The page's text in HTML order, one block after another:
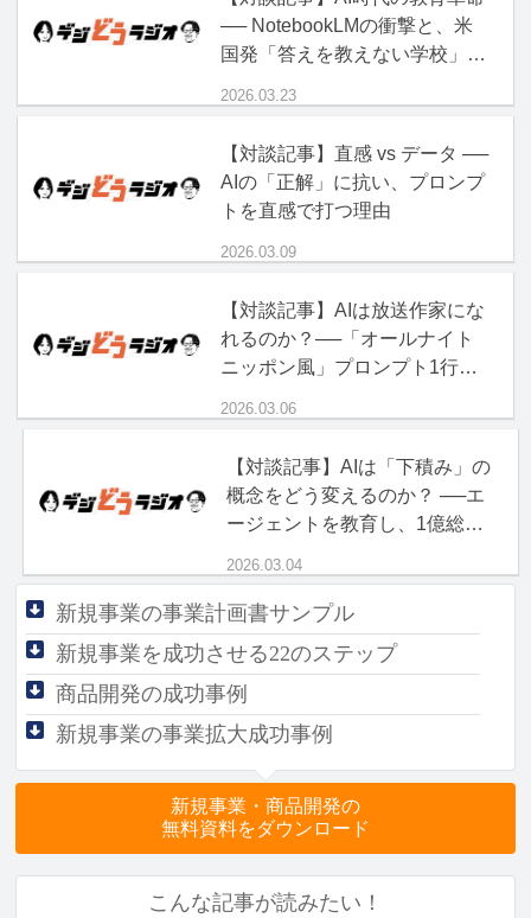
── NotebookLMの衝撃と、米
国発「答えを教えない学校」の
2026.03.23
【対談記事】直感 vs データ ──
AIの「正解」に抗い、プロンプ
トを直感で打つ理由
2026.03.09
【対談記事】AIは放送作家にな
れるのか？──「オールナイト
ニッポン風」プロンプト1行の
2026.03.06
【対談記事】AIは「下積み」の
概念をどう変えるのか？ ──エ
ージェントを教育し、1億総ボ
2026.03.04
新規事業の事業計画書サンプル
新規事業を成功させる22のステップ
商品開発の成功事例
新規事業の事業拡大成功事例
新規事業・商品開発の
無料資料をダウンロード
こんな記事が読みたい！